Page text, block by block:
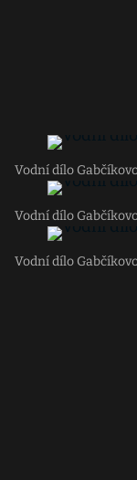
Vodní dílo
Vodní dílo
Vodní dílo